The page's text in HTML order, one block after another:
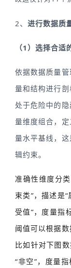
2、 进行数据质
（1）选择合适
依据数据质量
量和结构进行
处于危险中的
量维度组合，
量水平基线，
辑约束。
准确性维度分
束类”，描述是
受值”，度量指
阈值可以根据
比如针对下图
“非空”，度量